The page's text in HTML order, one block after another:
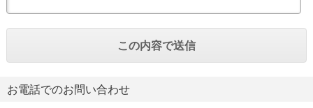
お電話でのお問い合わせ